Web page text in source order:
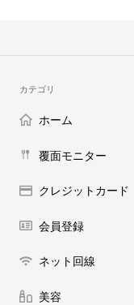
カテゴリ
ホーム
覆面モニター
クレジットカード
会員登録
ネット回線
美容